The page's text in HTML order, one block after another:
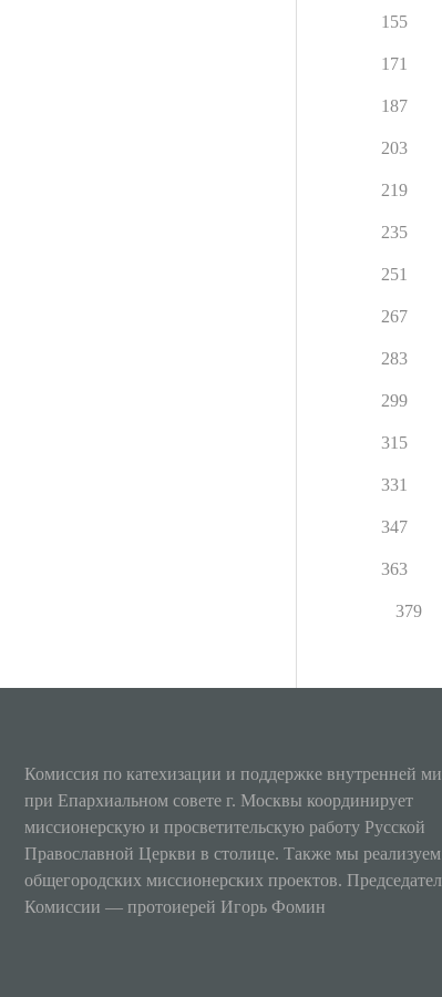
155
171
187
203
219
235
251
267
283
299
315
331
347
363
379
Комиссия по катехизации и поддержке внутренней
при Епархиальном совете г. Москвы координирует
миссионерскую и просветительскую работу Русской
Православной Церкви в столице. Также мы реализуем
общегородских миссионерских проектов.
Комиссии — протоиерей Игорь Фомин